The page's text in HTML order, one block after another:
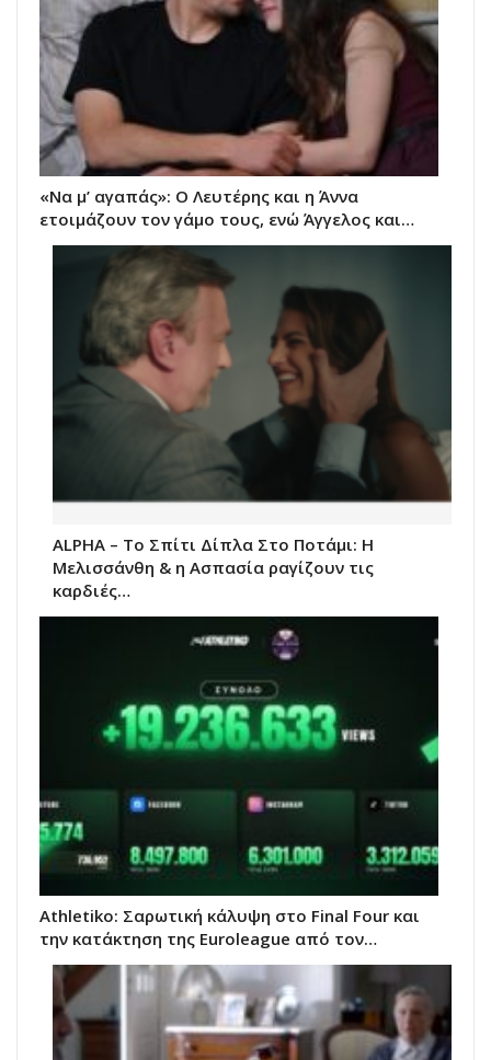
«Να μ’ αγαπάς»: Ο Λευτέρης και η Άννα
ετοιμάζουν τον γάμο τους, ενώ Άγγελος και…
ALPHA – Το Σπίτι Δίπλα Στο Ποτάμι: Η
Μελισσάνθη & η Ασπασία ραγίζουν τις
καρδιές…
Athletiko: Σαρωτική κάλυψη στο Final Four και
την κατάκτηση της Euroleague από τον…